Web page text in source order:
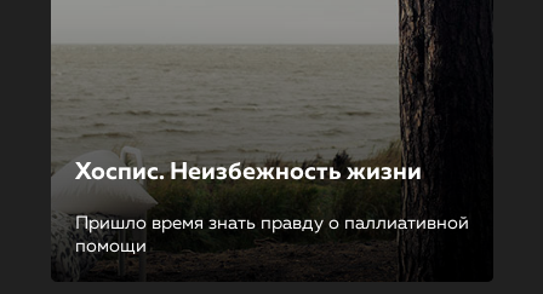
Хоспис. Неизбежность жизни
Пришло время знать правду о паллиативной
помощи